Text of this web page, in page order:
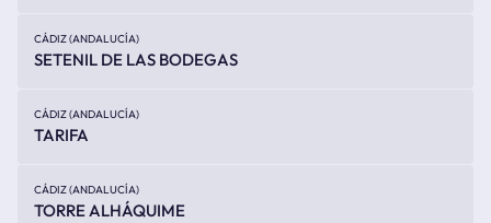
CÁDIZ (ANDALUCÍA)
SETENIL DE LAS BODEGAS
CÁDIZ (ANDALUCÍA)
TARIFA
CÁDIZ (ANDALUCÍA)
TORRE ALHÁQUIME